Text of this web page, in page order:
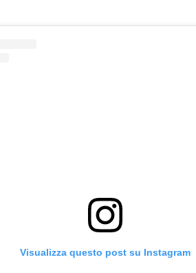
Visualizza questo post su Instagram